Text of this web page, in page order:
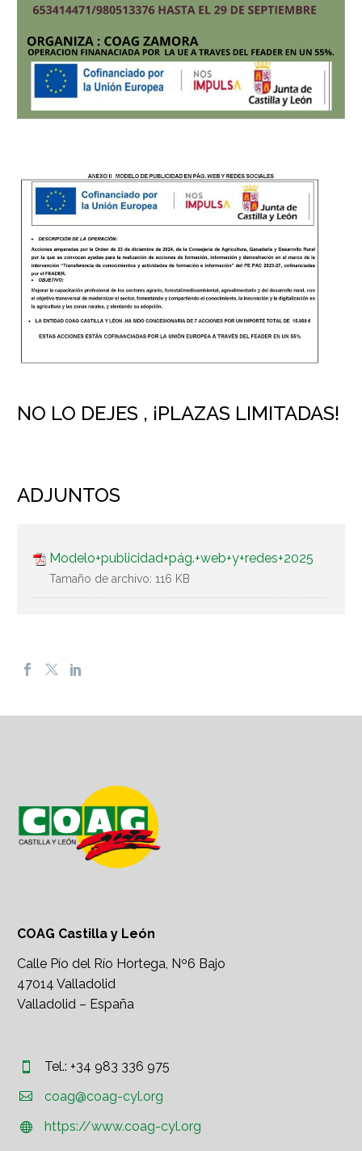
NO LO DEJES , ¡PLAZAS LIMITADAS!
ADJUNTOS
Modelo+publicidad+pág.+web+y+redes+2025
Tamaño de archivo: 116 KB
COAG Castilla y León
Calle Pío del Río Hortega, Nº6 Bajo
47014 Valladolid
Valladolid – España

 Tel.: +34 983 336 975

 coag@coag-cyl.org

 https://www.coag-cyl.org